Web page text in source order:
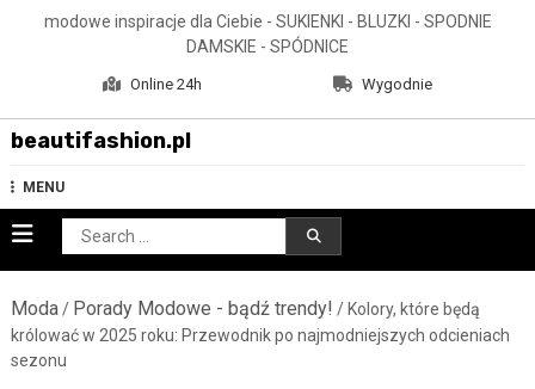
modowe inspiracje dla Ciebie - SUKIENKI - BLUZKI - SPODNIE
DAMSKIE - SPÓDNICE
Online 24h Wygodnie
beautifashion.pl
MENU
Search
for:
Moda/ Porady Modowe - bądź trendy! / Kolory, które będą
królować w 2025 roku: Przewodnik po najmodniejszych odcieniach
sezonu